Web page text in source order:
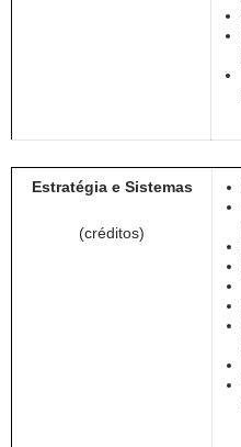
Estratégia e Sistemas
(créditos)